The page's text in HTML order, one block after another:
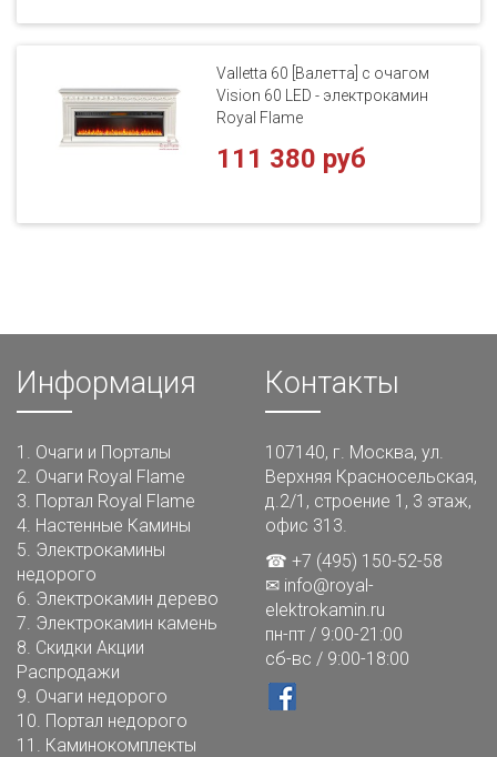
Valletta 60 [Валетта] с очагом
Vision 60 LED - электрокамин
Royal Flame
111 380 руб
Информация
1. Очаги и Порталы
2. Очаги Royal Flame
3. Портал Royal Flame
4. Настенные Камины
5. Электрокамины
недорого
6. Электрокамин дерево
7. Электрокамин камень
8. Скидки Акции
Распродажи
9. Очаги недорого
10. Портал недорого
11. Каминокомплекты
Контакты
107140, г. Москва, ул.
Верхняя Красносельская,
д.2/1, строение 1, 3 этаж,
офис 313.
☎ +7 (495) 150-52-58
✉ info@royal-
elektrokamin.ru
пн-пт / 9:00-21:00
сб-вс / 9:00-18:00